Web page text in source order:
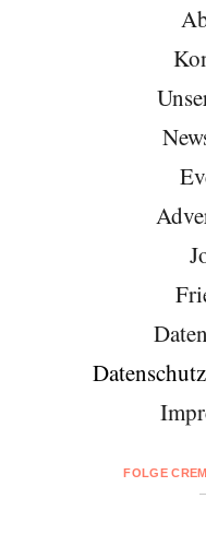
FOLGE